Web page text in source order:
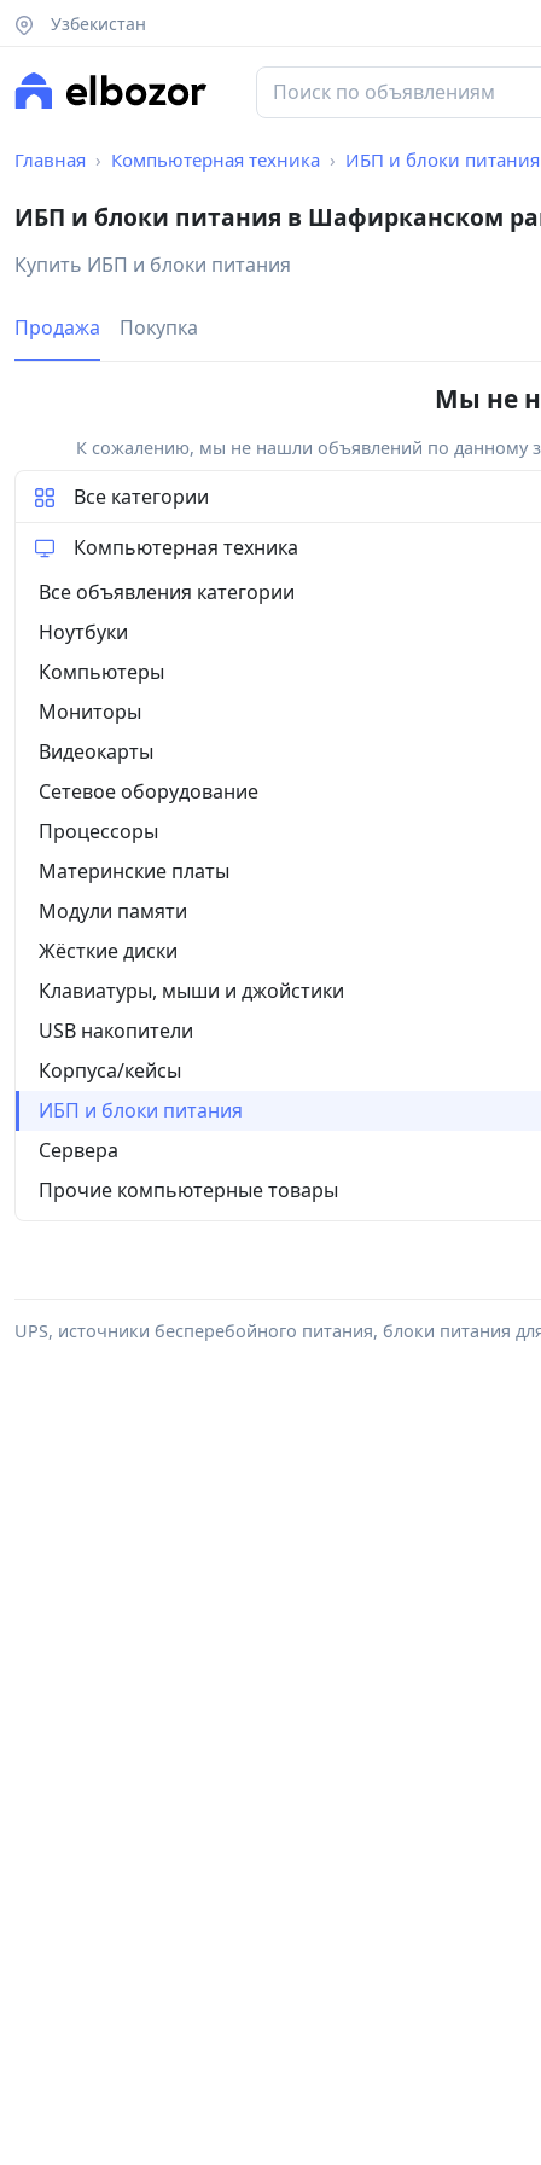
Узбекистан
Главная Компьютерная техника ИБП и блоки питания
ИБП и блоки питания в Шафирканском
Купить ИБП и блоки питания
Продажа Покупка
Мы не
К сожалению, мы не нашли объявлений по данному
Все категории
Компьютерная техника
Все объявления категории
Ноутбуки
Компьютеры
Мониторы
Видеокарты
Сетевое оборудование
Процессоры
Материнские платы
Модули памяти
Жёсткие диски
Клавиатуры, мыши и джойстики
USB накопители
Корпуса/кейсы
ИБП и блоки питания
Сервера
Прочие компьютерные товары
UPS, источники бесперебойного питания, блоки питания